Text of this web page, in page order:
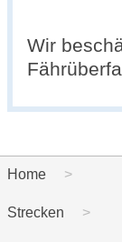
Wir
Home
Strecken